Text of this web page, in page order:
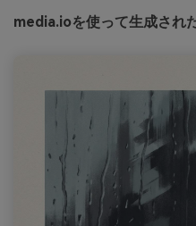
media.ioを使って生成され